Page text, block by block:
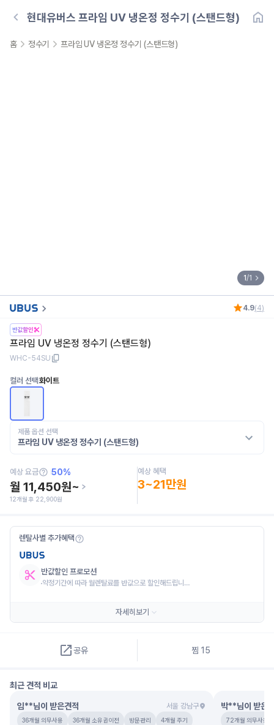
현대유버스 프라임 UV 냉온정 정수기 (스탠드형)
홈 정수기 프라임 UV 냉온정 정수기 (스탠드형)
1/1
4.9(4)
프라임 UV 냉온정 정수기 (스탠드형)
WHC-54SU
컬러 선택화이트
제품 옵션 선택
프라임 UV 냉온정 정수기 (스탠드형)
예상 요금 50%
월 11,450원~
12개월 후 22,900원
예상 혜택
3~21만원
렌탈사별 추가혜택
반값할인 프로모션
약정기간에 따라 월렌탈료를 반값으로 할인해드립니다.
자세히보기
공유 찜 15
최근 견적 비교
임**님이 받은견적 서울 강남구
36개월 의무사용 36개월 소유권이전 방문관리 4개월 주기
박**님이 받은
72개월 의무사용